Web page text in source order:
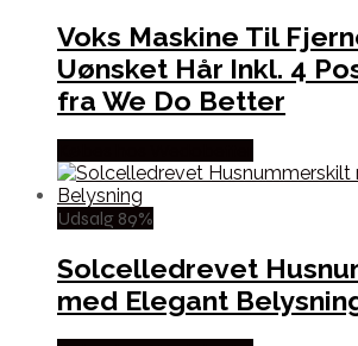
Voks Maskine Til
Uønsket Hår Inkl. 4
fra We Do Better
Udsalg 89%
Solcelledrevet
med Elegant